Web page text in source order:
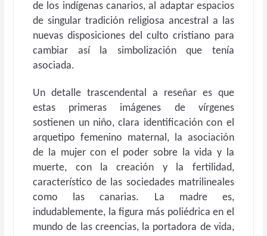
de los indígenas canarios, al adaptar espacios
de singular tradición religiosa ancestral a las
nuevas disposiciones del culto cristiano para
cambiar así la simbolización que tenía
asociada.
Un detalle trascendental a reseñar es que
estas primeras imágenes de vírgenes
sostienen un niño, clara identificación con el
arquetipo femenino maternal, la asociación
de la mujer con el poder sobre la vida y la
muerte, con la creación y la fertilidad,
característico de las sociedades matrilineales
como las canarias. La madre es,
indudablemente, la figura más poliédrica en el
mundo de las creencias, la portadora de vida,